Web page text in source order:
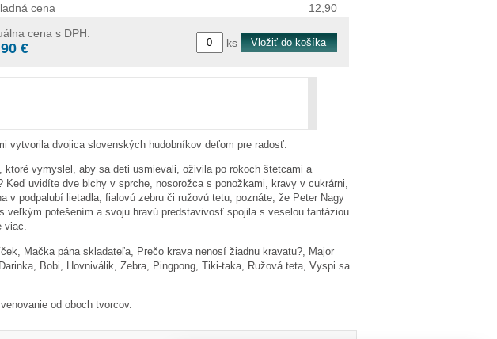
cena
12,90
cena s DPH:
€ ks
vytvorila dvojica slovenských hudobníkov deťom pre radosť.
vymyslel, aby sa deti usmievali, oživila po rokoch štetcami a
uvidíte dve blchy v sprche, nosorožca s ponožkami, kravy v cukrárni,
v podpalubí lietadla, fialovú zebru či ružovú tetu, poznáte, že Peter Nagy
veľkým potešením a svoju hravú predstavivosť spojila s veselou fantáziou
viac.
Mačka pána skladateľa, Prečo krava nenosí žiadnu kravatu?, Major
Bobi, Hovniválik, Zebra, Pingpong, Tiki-taka, Ružová teta, Vyspi sa
od oboch tvorcov.